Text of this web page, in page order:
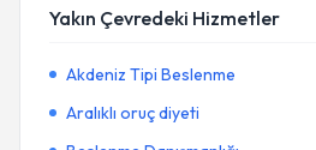
Yakın Çevredeki Hizmetler
Akdeniz Tipi Beslenme
Aralıklı oruç diyeti